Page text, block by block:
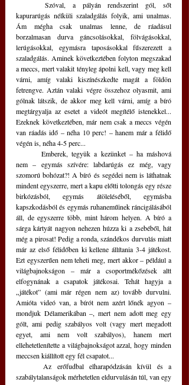
kapurarúgás nélküli szaladgálás folyik, ami unalmas.
Ám mégha csak unalmas lenne, de ráadásul
borzalmasan durva gáncsolásokkal, fölvágásokkal,
lerúgásokkal, egymásra taposásokkal fűszerezett a
szaladgálás. Aminek következtében folyton megszakad
a meccs, mert valakit tényleg ápolni kell, vagy meg kell
várni, amíg valaki kiszínészkedte magát a földön
fetrengve. Aztán valaki végre összehoz olyasmit, ami
gólnak látszik, de akkor meg kell várni, amíg a bíró
megtárgyalja az esetet a videót megítélő istenekkel...
Ezeknek következtében, már nem csak a meccs végén
van ráadás idő – néha 10 perc! – hanem már a félidő
végén is, néha 4-5 perc...
	Emberek, tegyük a kezünket – ha máshová
nem – egymás szívére: labdarúgás ez még, vagy
szomorú bohózat?! A bíró és segédei nem is láthatnak
mindent egyszerre, mert a kapu előtti tolongás egy része
birkózásból, egymás átöleléséből, egymásba
kapszkodásból és egymás ruhaneműinek ráncigálásából
áll, de egyszerre több, mint három helyen. A bíró a
sárga kártyát nagyon nehezen húzza ki a zsebéből, hát
még a pirosat! Pedig a ronda, szándékos durvulás miatt
már az első félidőben ki kellene állítania 3-4 játékost.
Ezt egyszerűen nem teheti meg, mert akkor – például a
világbajnokságon – már a csoportmékőzések altt
elfogynának a csapatok játékosai. Tehát hagyja a
„játékot” (ami már régen nem az) tovább durvulni.
Amióta videó van, a bírót nem azért lőnék agyon –
mondjuk Délamerikában –, mert nem adott meg egy
gólt, ami pedig szabályos volt (vagy mert megadott
egyet, ami nem volt szabályos), hanem mert
ellehetetlenítette a világbajnokságot azzal, hogy minden
meccsen kiállított egy fél csapatot...
szabálytalanságok mérhetetlen eldurvulásán túl, van egy